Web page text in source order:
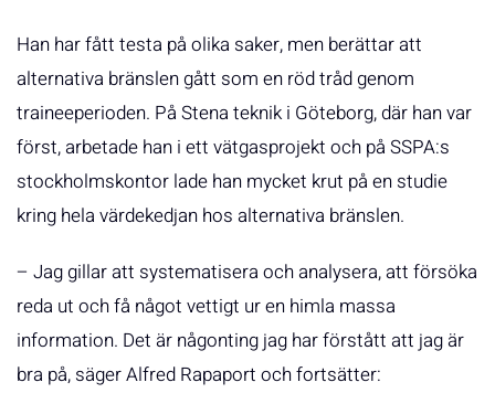
Han har fått testa på olika saker, men berättar att
alternativa bränslen gått som en röd tråd genom
traineeperioden. På Stena teknik i Göteborg, där han var
först, arbetade han i ett vätgasprojekt och på SSPA:s
stockholmskontor lade han mycket krut på en studie
kring hela värdekedjan hos alternativa bränslen.
– Jag gillar att systematisera och analysera, att försöka
reda ut och få något vettigt ur en himla massa
information. Det är någonting jag har förstått att jag är
bra på, säger Alfred Rapaport och fortsätter: